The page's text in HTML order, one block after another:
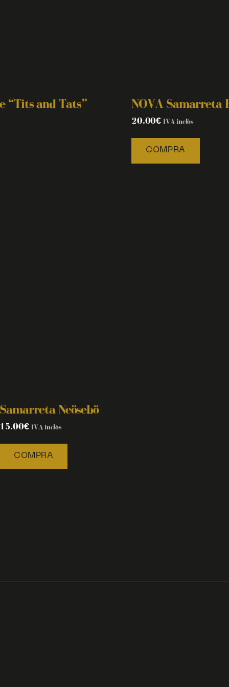
“Tits and Tats” NOVA Samarreta
20.00€ IVA inclòs
COMPRA
Samarreta Neösebö
15.00€ IVA inclòs
COMPRA